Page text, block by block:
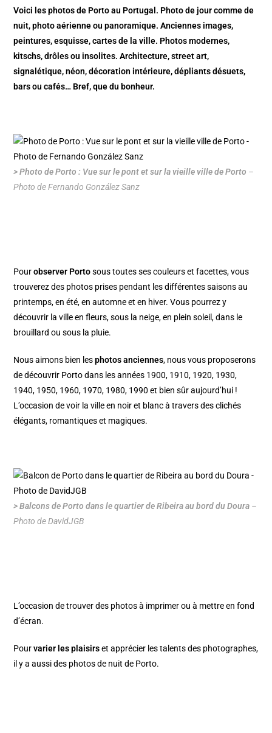
Voici les photos de Porto au Portugal. Photo de jour comme de
nuit, photo aérienne ou panoramique. Anciennes images,
peintures, esquisse, cartes de la ville. Photos modernes,
kitschs, drôles ou insolites. Architecture, street art,
signalétique, néon, décoration intérieure, dépliants désuets,
bars ou cafés… Bref, que du bonheur.
> Photo de Porto : Vue sur le pont et sur la vieille ville de Porto –
Photo de Fernando González Sanz
Pourobserver Portosous toutes ses couleurs et facettes, vous
trouverez des photos prises pendant les différentes saisons au
printemps, en été, en automne et en hiver. Vous pourrez y
découvrir la ville en fleurs, sous la neige, en plein soleil, dans le
brouillard ou sous la pluie.
Nous aimons bien lesphotos anciennes, nous vous proposerons
de découvrir Porto dans les années 1900, 1910, 1920, 1930,
1940, 1950, 1960, 1970, 1980, 1990 et bien sûr aujourd’hui !
L’occasion de voir la ville en noir et blanc à travers des clichés
élégants, romantiques et magiques.
> Balcons de Porto dans le quartier de Ribeira au bord du Doura –
Photo de DavidJGB
L’occasion de trouver des photos à imprimer ou à mettre en fond
d’écran.
Pourvarier les plaisirset apprécier les talents des photographes,
il y a aussi des photos de nuit de Porto.